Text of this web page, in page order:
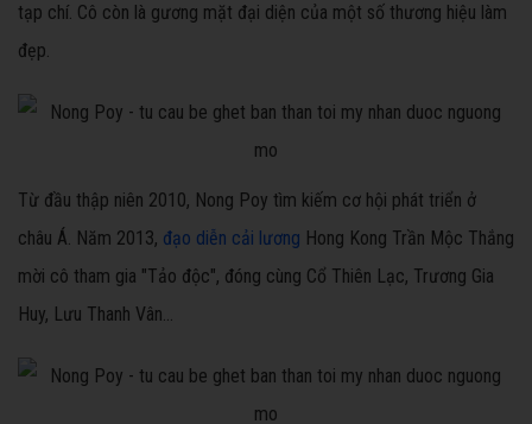
tạp chí. Cô còn là gương mặt đại diện của một số thương hiệu làm
đẹp.
Từ đầu thập niên 2010, Nong Poy tìm kiếm cơ hội phát triển ở
châu Á. Năm 2013, đạo diễn cải lương Hong Kong Trần Mộc Thắng
mời cô tham gia "Tảo độc", đóng cùng Cổ Thiên Lạc, Trương Gia
Huy, Lưu Thanh Vân...